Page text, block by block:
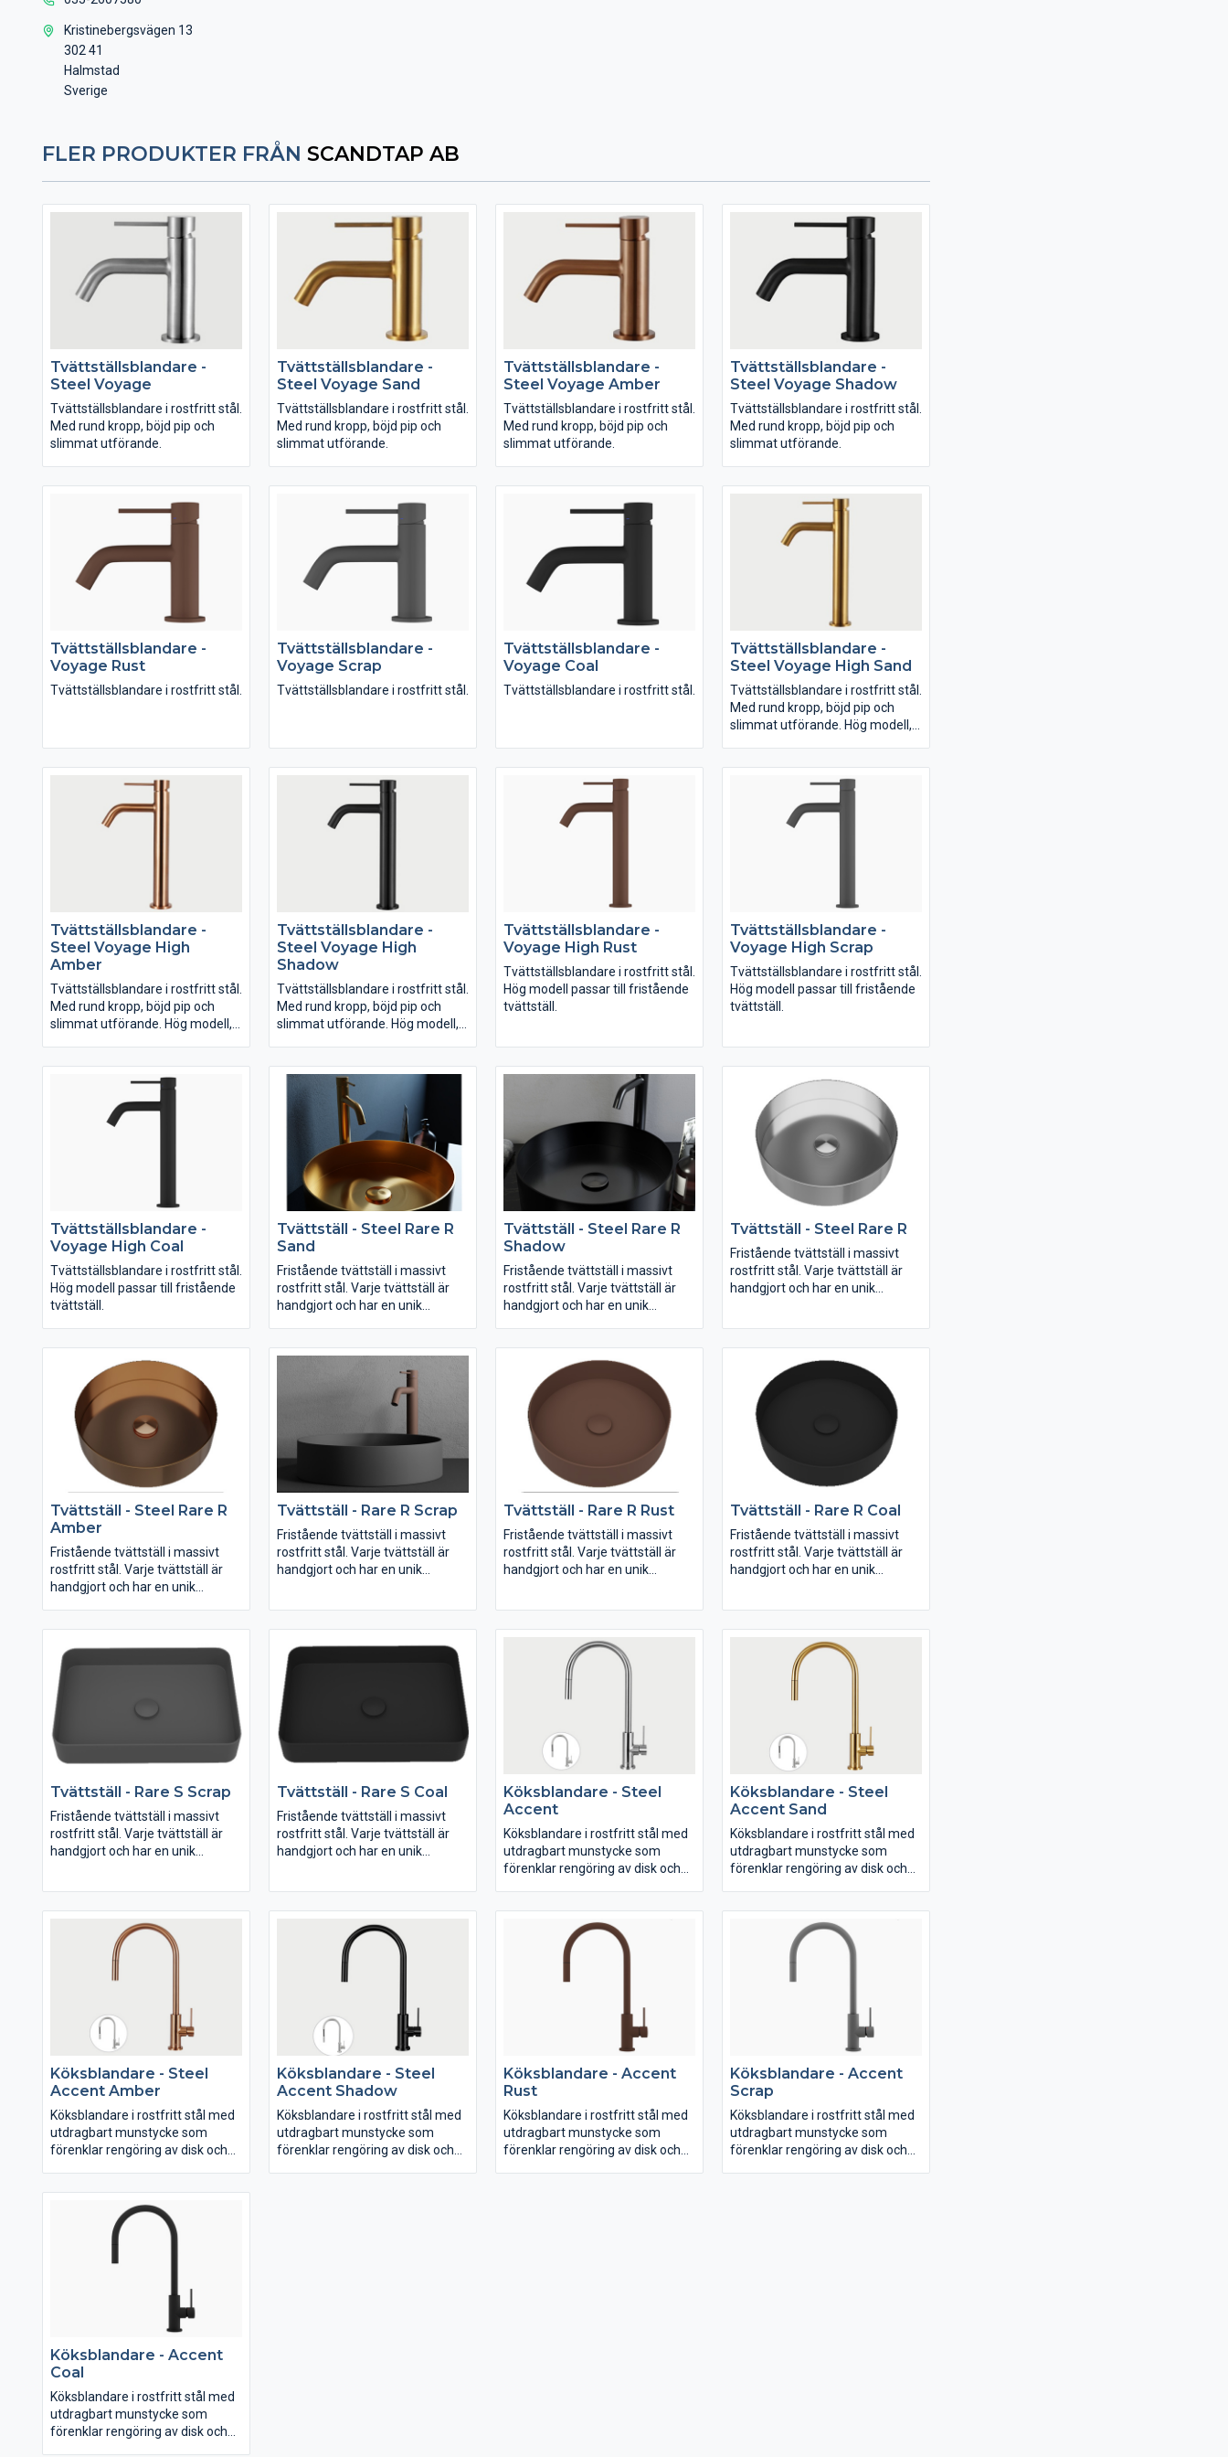
Kristinebergsvägen 13
302 41
Halmstad
Sverige
FLER PRODUKTER FRÅN SCANDTAP AB
Tvättställsblandare -
Steel Voyage
Tvättställsblandare i rostfritt stål.
Med rund kropp, böjd pip och
slimmat utförande.
Tvättställsblandare -
Steel Voyage Sand
Tvättställsblandare i rostfritt stål.
Med rund kropp, böjd pip och
slimmat utförande.
Tvättställsblandare -
Steel Voyage Amber
Tvättställsblandare i rostfritt stål.
Med rund kropp, böjd pip och
slimmat utförande.
Tvättställsblandare -
Steel Voyage Shadow
Tvättställsblandare i rostfritt stål.
Med rund kropp, böjd pip och
slimmat utförande.
Tvättställsblandare -
Voyage Rust
Tvättställsblandare i rostfritt stål.
Tvättställsblandare -
Voyage Scrap
Tvättställsblandare i rostfritt stål.
Tvättställsblandare -
Voyage Coal
Tvättställsblandare i rostfritt stål.
Tvättställsblandare -
Steel Voyage High Sand
Tvättställsblandare i rostfritt stål.
Med rund kropp, böjd pip och
slimmat utförande. Hög modell,
Tvättställsblandare -
Steel Voyage High
Amber
Tvättställsblandare i rostfritt stål.
Med rund kropp, böjd pip och
slimmat utförande. Hög modell,
Tvättställsblandare -
Steel Voyage High
Shadow
Tvättställsblandare i rostfritt stål.
Med rund kropp, böjd pip och
slimmat utförande. Hög modell,
Tvättställsblandare -
Voyage High Rust
Tvättställsblandare i rostfritt stål.
Hög modell passar till fristående
tvättställ.
Tvättställsblandare -
Voyage High Scrap
Tvättställsblandare i rostfritt stål.
Hög modell passar till fristående
tvättställ.
Tvättställsblandare -
Voyage High Coal
Tvättställsblandare i rostfritt stål.
Hög modell passar till fristående
tvättställ.
Tvättställ - Steel Rare R
Sand
Fristående tvättställ i massivt
rostfritt stål. Varje tvättställ är
handgjort och har en unik
Tvättställ - Steel Rare R
Shadow
Fristående tvättställ i massivt
rostfritt stål. Varje tvättställ är
handgjort och har en unik
Tvättställ - Steel Rare R
Fristående tvättställ i massivt
rostfritt stål. Varje tvättställ är
handgjort och har en unik
Tvättställ - Steel Rare R
Amber
Fristående tvättställ i massivt
rostfritt stål. Varje tvättställ är
handgjort och har en unik
Tvättställ - Rare R Scrap
Fristående tvättställ i massivt
rostfritt stål. Varje tvättställ är
handgjort och har en unik
Tvättställ - Rare R Rust
Fristående tvättställ i massivt
rostfritt stål. Varje tvättställ är
handgjort och har en unik
Tvättställ - Rare R Coal
Fristående tvättställ i massivt
rostfritt stål. Varje tvättställ är
handgjort och har en unik
Tvättställ - Rare S Scrap
Fristående tvättställ i massivt
rostfritt stål. Varje tvättställ är
handgjort och har en unik
Tvättställ - Rare S Coal
Fristående tvättställ i massivt
rostfritt stål. Varje tvättställ är
handgjort och har en unik
Köksblandare - Steel
Accent
Köksblandare i rostfritt stål med
utdragbart munstycke som
förenklar rengöring av disk och
Köksblandare - Steel
Accent Sand
Köksblandare i rostfritt stål med
utdragbart munstycke som
förenklar rengöring av disk och
Köksblandare - Steel
Accent Amber
Köksblandare i rostfritt stål med
utdragbart munstycke som
förenklar rengöring av disk och
Köksblandare - Steel
Accent Shadow
Köksblandare i rostfritt stål med
utdragbart munstycke som
förenklar rengöring av disk och
Köksblandare - Accent
Rust
Köksblandare i rostfritt stål med
utdragbart munstycke som
förenklar rengöring av disk och
Köksblandare - Accent
Scrap
Köksblandare i rostfritt stål med
utdragbart munstycke som
förenklar rengöring av disk och
Köksblandare - Accent
Coal
Köksblandare i rostfritt stål med
utdragbart munstycke som
förenklar rengöring av disk och